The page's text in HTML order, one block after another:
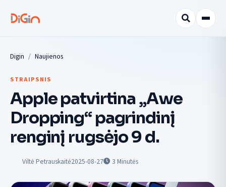
Digin Naujienos
STRAIPSNIS
Apple patvirtina „Awe
Dropping“ pagrindinį
renginį rugsėjo 9 d.
Viltė Petrauskaitė2025-08-27 3 Minutės